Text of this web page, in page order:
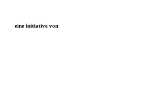
eine initiative von